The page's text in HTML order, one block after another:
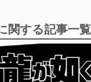
コンテンツ産業やカルチャーに
。
バイルゲーム産業史
バイルゲーム史における主要
するほか、開発者へのインタ
載。約20年の歴史が一望でき
関する記事一覧